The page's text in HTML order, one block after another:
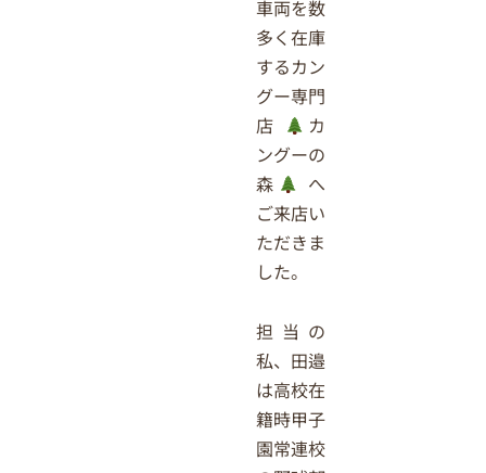
車両を数
多く在庫
するカン
グー専門
店 カ
ングーの
森 へ
ご来店い
ただきま
した。
担当の
私、田邉
は高校在
籍時甲子
園常連校